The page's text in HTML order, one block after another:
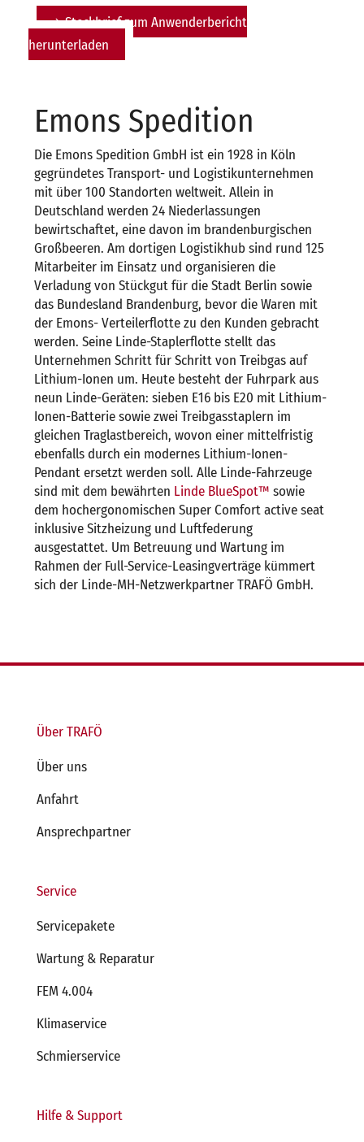
Steckbrief zum Anwenderbericht
herunterladen
Emons Spedition
Die Emons Spedition GmbH ist ein 1928 in Köln
gegründetes Transport- und Logistikunternehmen
mit über 100 Standorten weltweit. Allein in
Deutschland werden 24 Niederlassungen
bewirtschaftet, eine davon im brandenburgischen
Großbeeren. Am dortigen Logistikhub sind rund 125
Mitarbeiter im Einsatz und organisieren die
Verladung von Stückgut für die Stadt Berlin sowie
das Bundesland Brandenburg, bevor die Waren mit
der Emons- Verteilerflotte zu den Kunden gebracht
werden. Seine Linde-Staplerflotte stellt das
Unternehmen Schritt für Schritt von Treibgas auf
Lithium-Ionen um. Heute besteht der Fuhrpark aus
neun Linde-Geräten: sieben E16 bis E20 mit Lithium-
Ionen-Batterie sowie zwei Treibgasstaplern im
gleichen Traglastbereich, wovon einer mittelfristig
ebenfalls durch ein modernes Lithium-Ionen-
Pendant ersetzt werden soll. Alle Linde-Fahrzeuge
sind mit dem bewährten Linde BlueSpot™ sowie
dem hochergonomischen Super Comfort active seat
inklusive Sitzheizung und Luftfederung
ausgestattet. Um Betreuung und Wartung im
Rahmen der Full-Service-Leasingverträge kümmert
sich der Linde-MH-Netzwerkpartner TRAFÖ GmbH.
Über TRAFÖ
Über uns
Anfahrt
Ansprechpartner
Service
Servicepakete
Wartung & Reparatur
FEM 4.004
Klimaservice
Schmierservice
Hilfe & Support